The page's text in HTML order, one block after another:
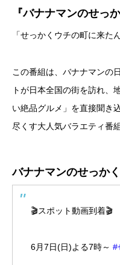
『バナナマンのせっ
「せっかくウチの町に来た
この番組は、バナナマンの
トが日本全国の街を訪れ、
い絶品グルメ」を直接聞き
尽くす大人気バラエティ番組
バナナマンのせっか
🎬スポット動画到着🎬
6月7日(日)よる7時～ #